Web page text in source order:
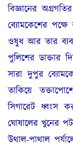
বিজ্ঞানের
ব্যোমকেশের
ওষুধ আর তার
পুলিশের ডাক্তার
সারা দুপুর
তাকিয়ে
সিগারেট ধ্বংস
ঘোষালের খুনের
উথাল-পাথাল